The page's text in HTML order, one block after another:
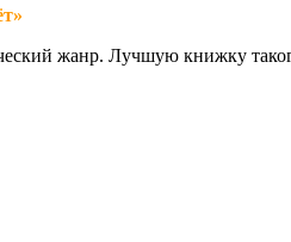
жанр. Лучшую книжку